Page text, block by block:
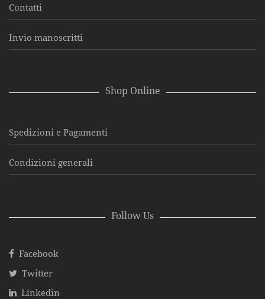
Contatti
Invio manoscritti
Shop Online
Spedizioni e Pagamenti
Condizioni generali
Follow Us
Facebook
Twitter
Linkedin